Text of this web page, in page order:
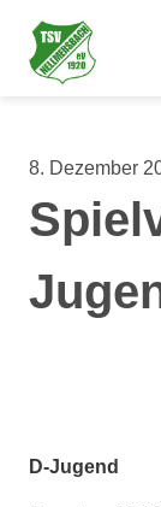
8. Dezember
D-Jugend